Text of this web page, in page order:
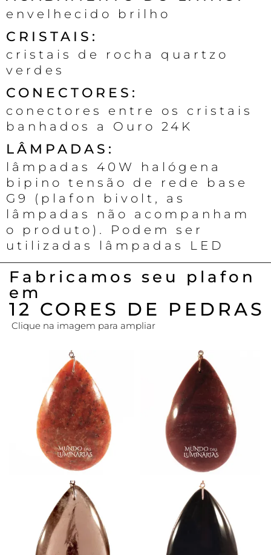
envelhecido brilho
CRISTAIS:
cristais de rocha quartzo
verdes
CONECTORES:
conectores entre os cristais
banhados a Ouro 24K
LÂMPADAS:
lâmpadas 40W halógena
bipino tensão de rede base
G9 (plafon bivolt, as
lâmpadas não acompanham
o produto). Podem ser
utilizadas lâmpadas LED
Fabricamos seu plafon
em
12 CORES DE PEDRAS
Clique na imagem para ampliar